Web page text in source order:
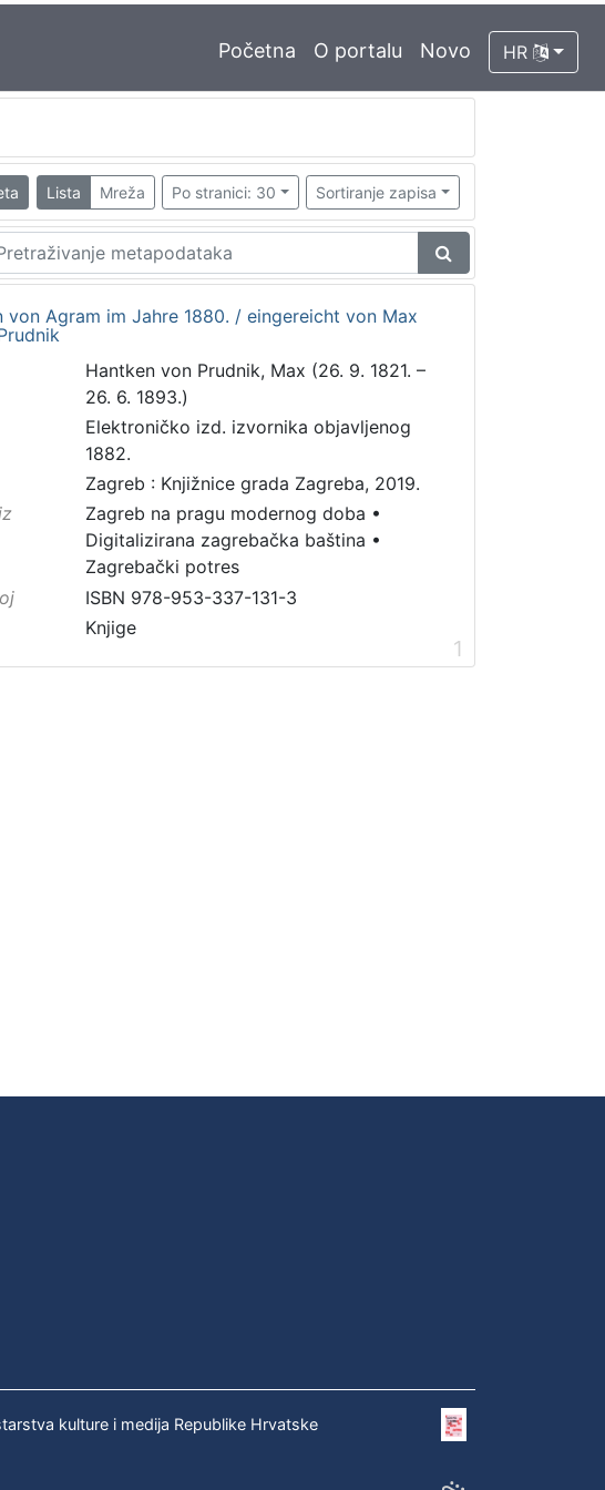
Početna O portalu Novo HR
Lista Mreža Po stranici: 30 Sortiranje zapisa
von Agram im Jahre 1880. / eingereicht von Max
Hantken von Prudnik, Max (26. 9. 1821. –
26. 6. 1893.)
Elektroničko izd. izvornika objavljenog
1882.
Zagreb : Knjižnice grada Zagreba, 2019.
Zagreb na pragu modernog doba •
Digitalizirana zagrebačka baština •
Zagrebački potres
ISBN 978-953-337-131-3
Knjige
1
kulture i medija Republike Hrvatske